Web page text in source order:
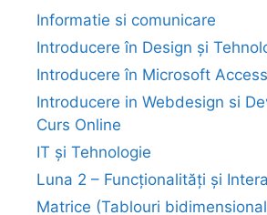
Informatie si comunicare
Introducere în Design și
Introducere în Microsoft Access
Introducere in Webdesign si
Curs Online
IT și Tehnologie
Luna 2 – Funcționalități și
Matrice (Tablouri